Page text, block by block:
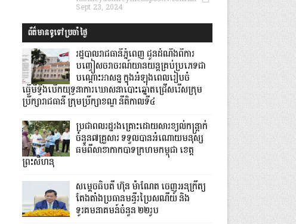
Sept 23, 2024
ព័ត៌មានទូទៅប្រចាំថ្ងៃ
រដ្ឋបាលរាជធានីភ្នំពេញ ជូនដំណឹងពីការ
បញ្ចៀសចរាចរណ៍យានយន្តគ្រប់ប្រភេទជា
បណ្តោះអាសន្ន ក្នុងអំឡុងពេលរៀបចំ
ធ្វើមីទ្ទីងបើកយុទ្ធនាការឃោសនាបោះឆ្នោតជ្រើសរើសក្រុម
ប្រឹក្សារាជធានី ក្រុមប្រឹក្សាខណ្ឌ នីតិកាលទី៤
ប្រជាពលរដ្ឋរងគ្រោះដោយសារខ្យល់កន្ត្រាក់
ចំនួន៧គ្រួសារ ទទួលបានអំណោយមនុស្ស
ធម៌ពីសាខាកាកបាទក្រហមកម្ពុជា ខេត្ត
ព្រះសីហនុ
សម្តេចធិបតី ហ៊ុន ម៉ាណែត ចេញអនុក្រឹត្យ
តែងតាំងប្រធានមន្ទីរប្រៃសណីយ៍ និង
ទូរគមនាគមន៍ចំនួន ២២រូប